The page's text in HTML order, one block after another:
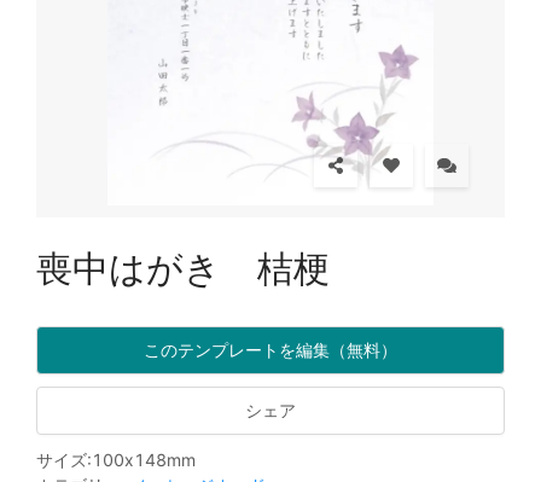
喪中はがき 桔梗
このテンプレートを編集（無料）
シェア
サイズ:100x148mm